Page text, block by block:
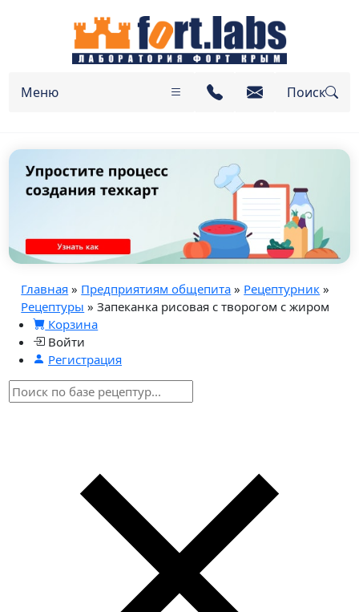
Меню Поиск
Главная » Предприятиям общепита » Рецептурник »
Рецептуры » Запеканка рисовая с творогом с жиром
Корзина
Войти
Регистрация